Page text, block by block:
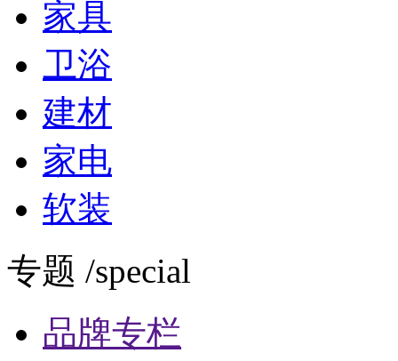
家具
卫浴
建材
家电
软装
专题 /special
品牌专栏